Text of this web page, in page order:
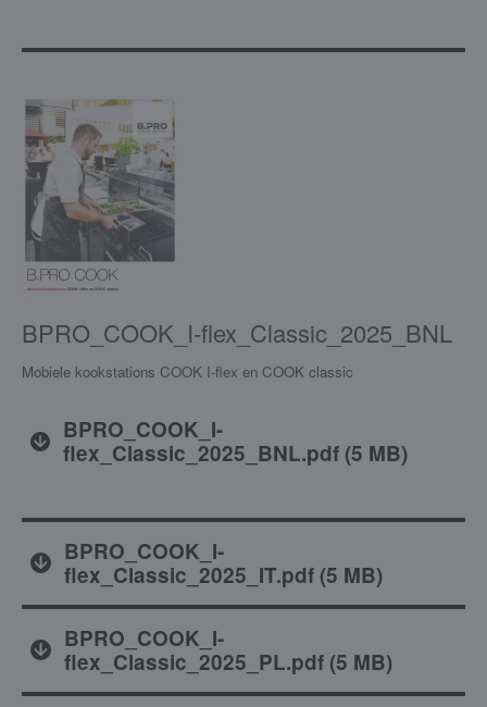
BPRO_COOK_I-flex_Classic_2025_BNL
Mobiele kookstations COOK I-flex en COOK classic
BPRO_COOK_I-
flex_Classic_2025_BNL.pdf (5 MB)
BPRO_COOK_I-
flex_Classic_2025_IT.pdf (5 MB)
BPRO_COOK_I-
flex_Classic_2025_PL.pdf(5 MB)